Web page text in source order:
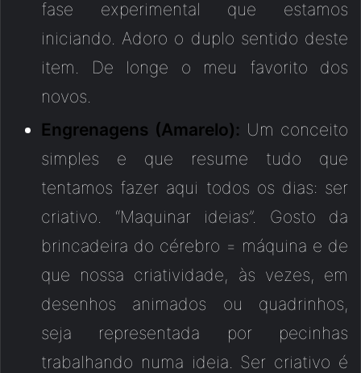
fase experimental que estamos
iniciando. Adoro o duplo sentido deste
item. De longe o meu favorito dos
novos.
Engrenagens (Amarelo): Um conceito
simples e que resume tudo que
tentamos fazer aqui todos os dias: ser
criativo. “Maquinar ideias”. Gosto da
brincadeira do cérebro = máquina e de
que nossa criatividade, às vezes, em
desenhos animados ou quadrinhos,
seja representada por pecinhas
trabalhando numa ideia. Ser criativo é